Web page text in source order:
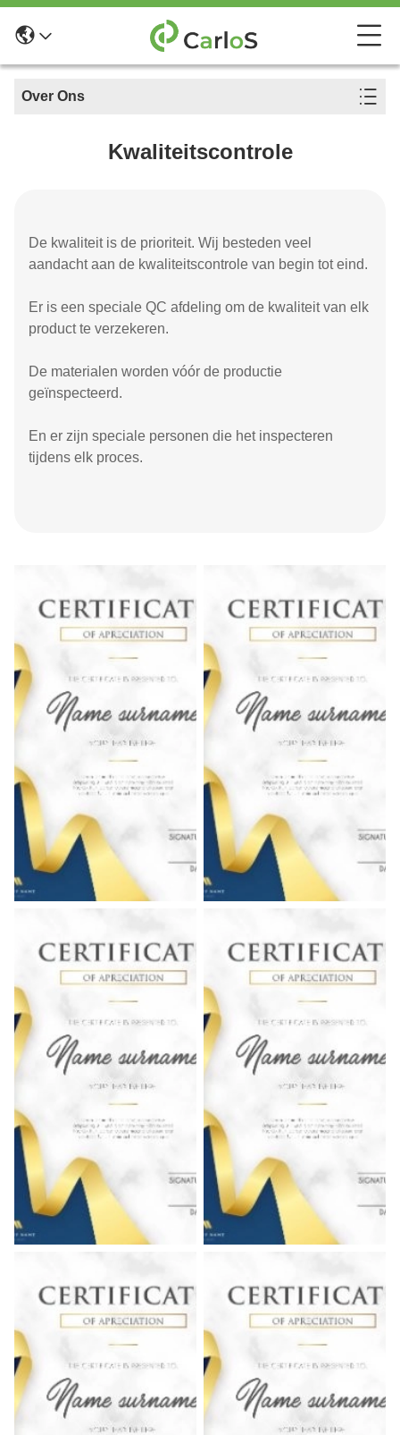
Over Ons
Kwaliteitscontrole
De kwaliteit is de prioriteit. Wij besteden veel
aandacht aan de kwaliteitscontrole van begin tot eind.
Er is een speciale QC afdeling om de kwaliteit van elk
product te verzekeren.
De materialen worden vóór de productie
geïnspecteerd.
En er zijn speciale personen die het inspecteren
tijdens elk proces.